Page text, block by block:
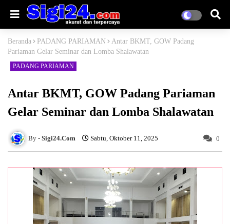
Beranda PADANG PARIAMAN
Antar BKMT, GOW Padang
Pariaman Gelar Seminar dan Lomba Shalawatan
PADANG PARIAMAN
Antar BKMT, GOW Padang Pariaman
Gelar Seminar dan Lomba Shalawatan
Sigi24.Com Sabtu, Oktober 11, 2025 0